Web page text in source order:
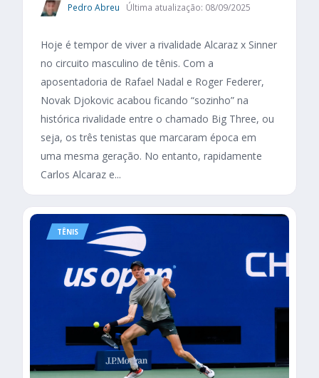
Pedro Abreu Última atualização: 08/09/2025
Hoje é tempor de viver a rivalidade Alcaraz x Sinner
no circuito masculino de tênis. Com a
aposentadoria de Rafael Nadal e Roger Federer,
Novak Djokovic acabou ficando “sozinho” na
histórica rivalidade entre o chamado Big Three, ou
seja, os três tenistas que marcaram época em
uma mesma geração. No entanto, rapidamente
Carlos Alcaraz e...
TÊNIS